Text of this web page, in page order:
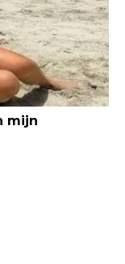
mijn